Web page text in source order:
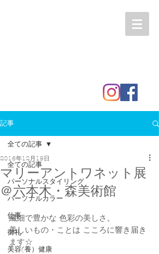
記事
全ての記事
パーソナルスタイリング
パーソナルカラー
仕事
御礼
美容(養）健康
全ての記事
マリーアントワネット展
＠六本木・森美術館
2016年12月19日
繊細で豊かな 色彩の美しさ。
美しいもの・ことは こころに響き届き
ます☆